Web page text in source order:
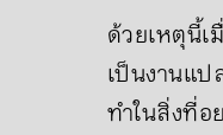
ด้วยเหตุนี้เ
เป็นงานแป
ทำในสิ่งที่อ